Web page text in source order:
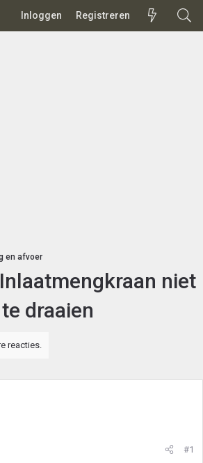
Inloggen Registreren
en afvoer
niet
draaien
reacties.
#1